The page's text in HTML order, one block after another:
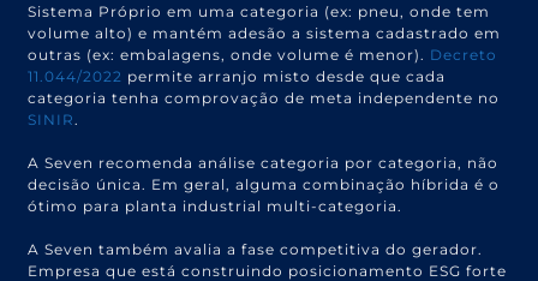
Sistema Próprio em uma categoria (ex: pneu, onde tem
volume alto) e mantém adesão a sistema cadastrado em
outras (ex: embalagens, onde volume é menor). Decreto
11.044/2022 permite arranjo misto desde que cada
categoria tenha comprovação de meta independente no
SINIR .
A Seven recomenda análise categoria por categoria, não
decisão única. Em geral, alguma combinação híbrida é o
ótimo para planta industrial multi-categoria.
A Seven também avalia a fase competitiva do gerador.
Empresa que está construindo posicionamento ESG forte